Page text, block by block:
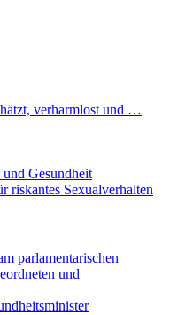
verharmlost und …
Gesundheit
riskantes Sexualverhalten
parlamentarischen
und